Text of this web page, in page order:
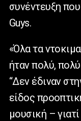
συνέντευξη
Guys.
«Όλα τα
ήταν πολύ,
“Δεν έδιναν
είδος
μουσική –